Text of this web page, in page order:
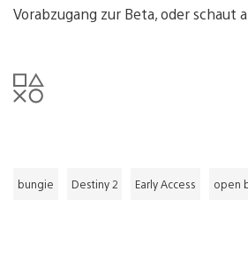
Vorabzugang zur Beta, oder schaut
bungie Destiny 2 Early Access open